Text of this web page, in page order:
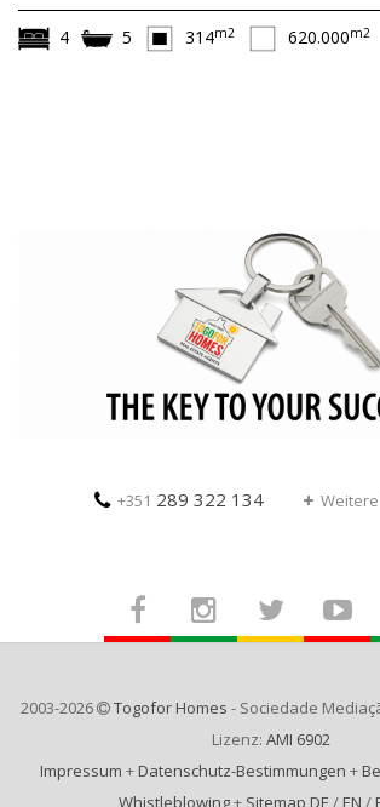
4 5 314m2 620.000m2
+351 289 322 134
2003-2026 Togofor Homes - Sociedade
Lizenz: AMI 6902
Impressum + Datenschutz-Bestimmungen +
Whistleblowing+ Sitemap DE / EN /